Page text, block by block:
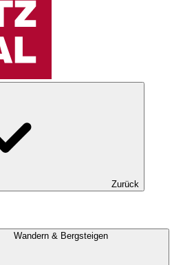
Zurück
Wandern & Bergsteigen